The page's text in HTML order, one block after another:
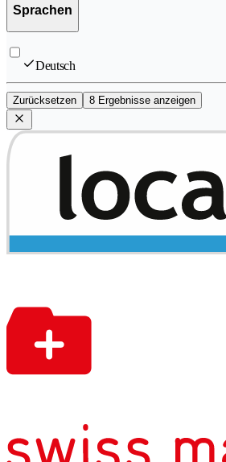
Sprachen
Deutsch
Zurücksetzen 8 Ergebnisse anzeigen